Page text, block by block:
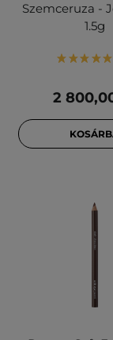
Szemceruza -
1.5g
2